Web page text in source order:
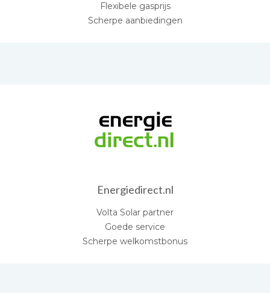
Flexibele gasprijs
Scherpe aanbiedingen
Energiedirect.nl
Volta Solar partner
Goede service
Scherpe welkomstbonus